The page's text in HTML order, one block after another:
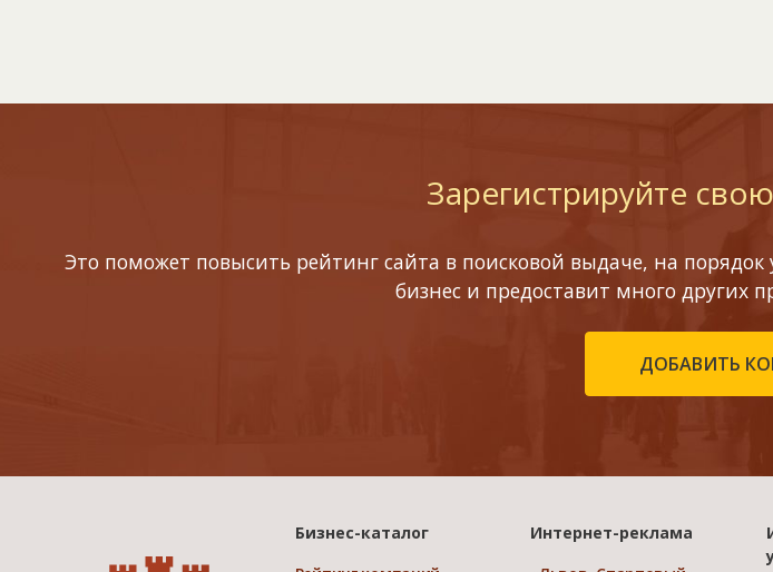
Зарегистрируйте
Это поможет повысить рейтинг сайта в поисковой выдаче, на
бизнес и предоставит много других
ДОБАВИТЬ
Бизнес-каталог
Интернет-реклама